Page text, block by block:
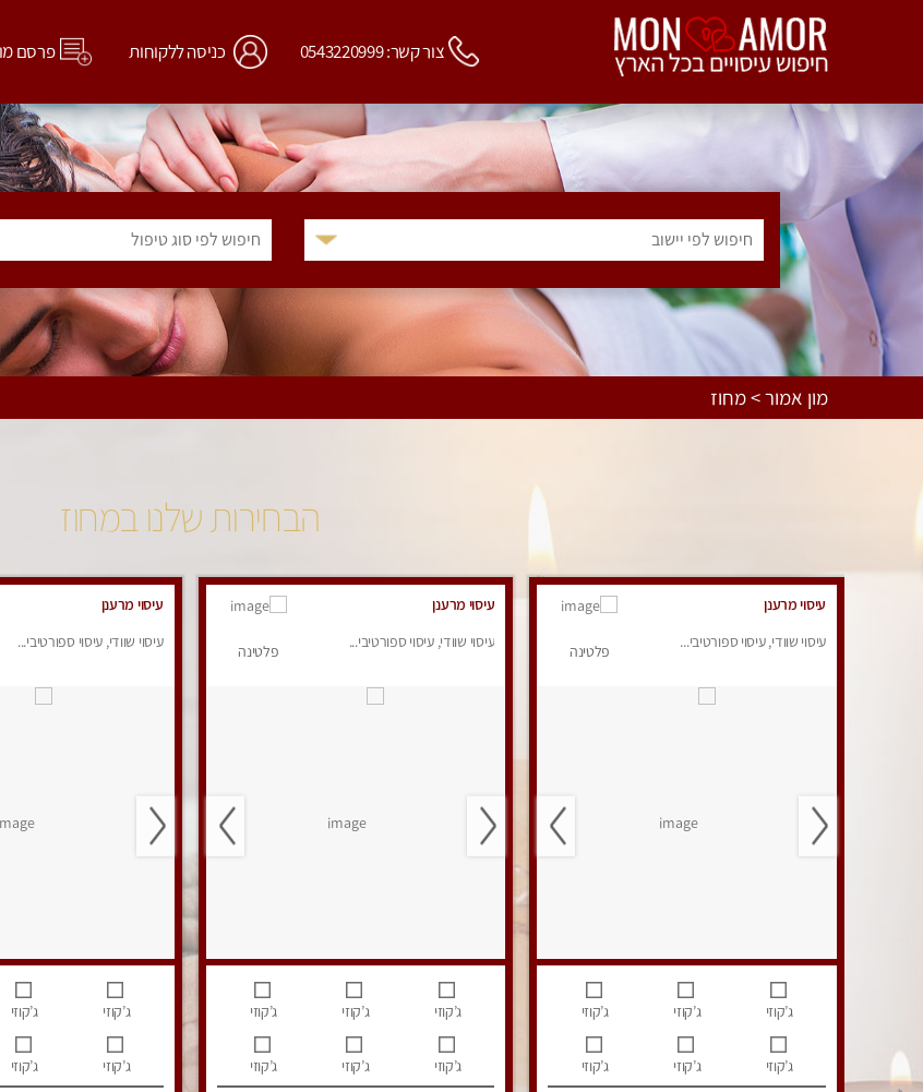
צור קשר: 0543220999 כניסה ללקוחות פרסם
חיפוש לפי יישוב חיפוש לפי סוג טיפול
מון אמור > מחוז
הבחירות שלנו במחוז
עיסוי מרענן
עיסוי שוודי, עיסוי ספורטיבי...
פלטינה
ג’קוזי ג’קוזי ג’קוזי
ג’קוזי ג’קוזי ג’קוזי
עיסוי מרענן
עיסוי שוודי, עיסוי ספורטיבי...
פלטינה
ג’קוזי ג’קוזי ג’קוזי
ג’קוזי ג’קוזי ג’קוזי
עיסוי מרענן
עיסוי שוודי, עיסוי ספורטיבי...
ג’קוזי ג’קוזי
ג’קוזי ג’קוזי